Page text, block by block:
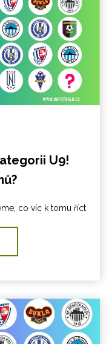
U9!
co víc k tomu říct